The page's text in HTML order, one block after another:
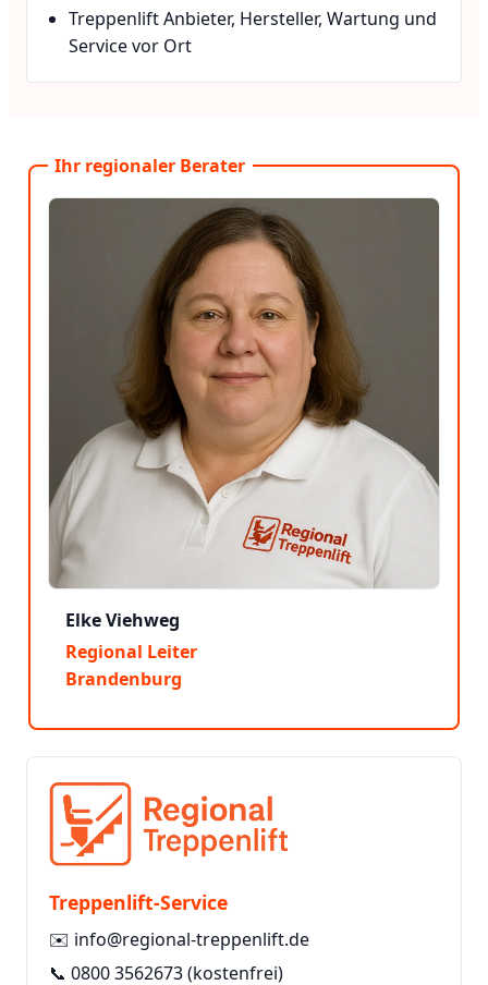
Treppenlift Anbieter, Hersteller, Wartung und
Service vor Ort
Ihr regionaler Berater
Elke Viehweg
Regional Leiter
Brandenburg
Treppenlift-Service
✉️ info@regional-treppenlift.de
📞 0800 3562673(kostenfrei)